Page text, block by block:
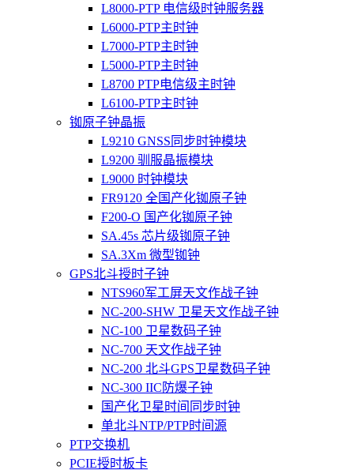
L8000-PTP 电信级时钟服务器
L6000-PTP主时钟
L7000-PTP主时钟
L5000-PTP主时钟
L8700 PTP电信级主时钟
L6100-PTP主时钟
铷原子钟晶振
L9210 GNSS同步时钟模块
L9200 驯服晶振模块
L9000 时钟模块
FR9120 全国产化铷原子钟
F200-O 国产化铷原子钟
SA.45s 芯片级铷原子钟
SA.3Xm 微型铷钟
GPS北斗授时子钟
NTS960军工屏天文作战子钟
NC-200-SHW 卫星天文作战子钟
NC-100 卫星数码子钟
NC-700 天文作战子钟
NC-200 北斗GPS卫星数码子钟
NC-300 IIC防爆子钟
国产化卫星时间同步时钟
单北斗NTP/PTP时间源
PTP交换机
PCIE授时板卡